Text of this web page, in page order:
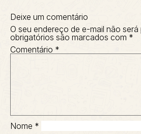
Deixe um comentário
O seu endereço de e-mail não será
obrigatórios são marcados com *
Comentário *
Nome *